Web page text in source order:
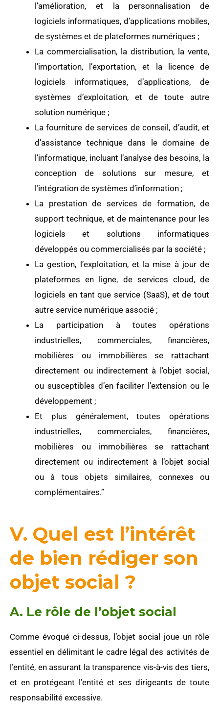
l’amélioration, et la personnalisation de
logiciels informatiques, d’applications mobiles,
de systèmes et de plateformes numériques ;
La commercialisation, la distribution, la vente,
l’importation, l’exportation, et la licence de
logiciels informatiques, d’applications, de
systèmes d’exploitation, et de toute autre
solution numérique ;
La fourniture de services de conseil, d’audit, et
d’assistance technique dans le domaine de
l’informatique, incluant l’analyse des besoins, la
conception de solutions sur mesure, et
l’intégration de systèmes d’information ;
La prestation de services de formation, de
support technique, et de maintenance pour les
logiciels et solutions informatiques
développés ou commercialisés par la société ;
La gestion, l’exploitation, et la mise à jour de
plateformes en ligne, de services cloud, de
logiciels en tant que service (SaaS), et de tout
autre service numérique associé ;
La participation à toutes opérations
industrielles, commerciales, financières,
mobilières ou immobilières se rattachant
directement ou indirectement à l’objet social,
ou susceptibles d’en faciliter l’extension ou le
développement ;
Et plus généralement, toutes opérations
industrielles, commerciales, financières,
mobilières ou immobilières se rattachant
directement ou indirectement à l’objet social
ou à tous objets similaires, connexes ou
complémentaires.”
V. Quel est l’intérêt
de bien rédiger son
objet social ?
A. Le rôle de l’objet social
Comme évoqué ci-dessus, l’objet social joue un rôle
essentiel en délimitant le cadre légal des activités de
l’entité, en assurant la transparence vis-à-vis des tiers,
et en protégeant l’entité et ses dirigeants de toute
responsabilité excessive.